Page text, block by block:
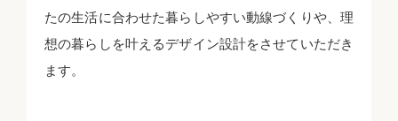
たの生活に合わせた暮らしやすい動線づくりや、理
想の暮らしを叶えるデザイン設計をさせていただき
ます。